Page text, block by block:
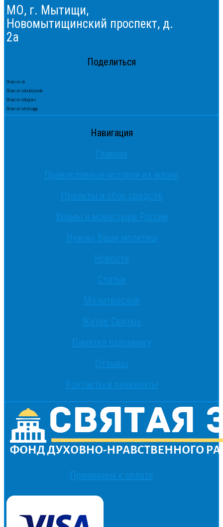
МО, г. Мытищи,
Новомытищинский проспект, д.
2а
Поделиться
Share on vk
Share on odnoklassniki
Share on telegram
Share on whatsapp
Навигация
Главная
Православные истории из жизни
Проекты и сбор средств
Храмы и монастыри России
Нужны Ваши молитвы
Новости
Статьи
Молитвослов
Житие Святых
Памятка паломнику
Отзывы
Контакты и реквизиты
Принимаем к оплате